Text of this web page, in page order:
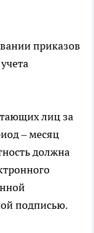
приказов
лиц за
– месяц
должна
подписью.